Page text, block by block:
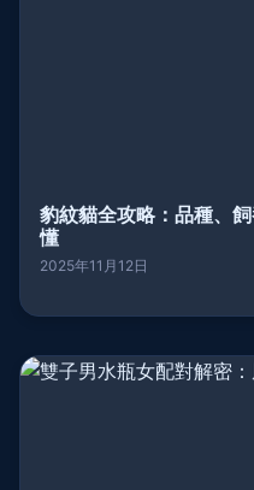
豹紋貓全攻略：品種、
懂
2025年11月12日